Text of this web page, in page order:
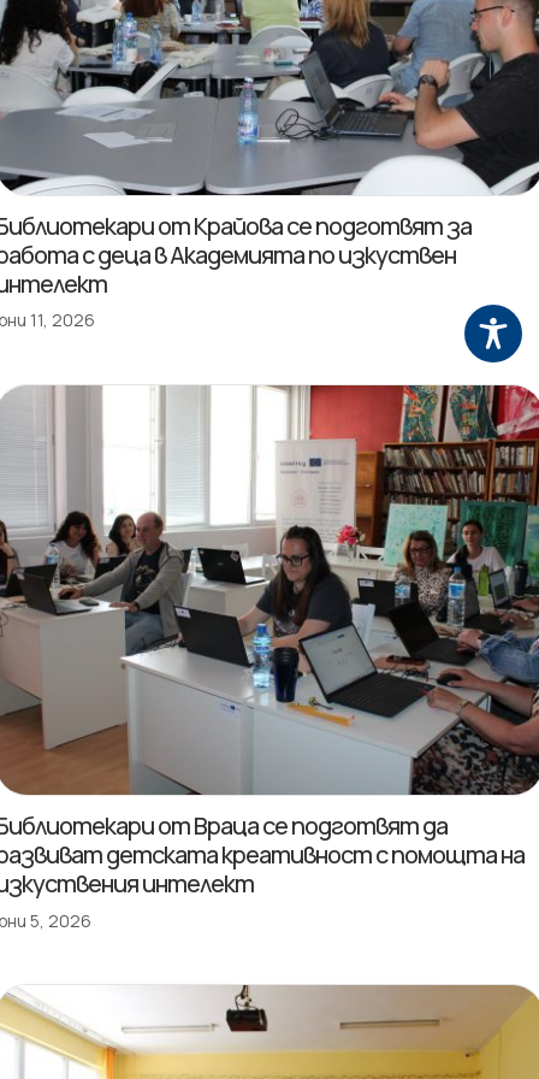
от Крайова се подготвят за
с деца в Академията по изкуствен
11, 2026
от Враца се подготвят да
детската креативност с помощта на
интелект
5, 2026